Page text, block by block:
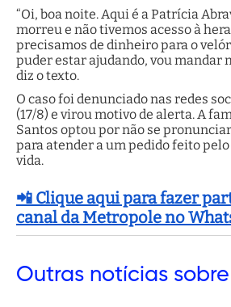
“Oi, boa noite. Aqui é a Patrícia
morreu e não tivemos acesso à
precisamos de dinheiro para o
puder estar ajudando, vou mandar
diz o texto.
O caso foi denunciado nas redes
(17/8) e virou motivo de alerta. A
Santos optou por não se
para atender a um pedido feito
vida.
📲 Clique aqui para fazer
canal da Metropole no
Outras notícias sobre